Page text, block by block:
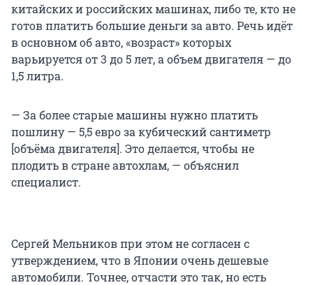
китайских и российских машинах, либо те, кто не
готов платить большие деньги за авто. Речь идёт
в основном об авто, «возраст» которых
варьируется от 3 до 5 лет, а объем двигателя — до
1,5 литра.
— За более старые машины нужно платить
пошлину — 5,5 евро за кубический сантиметр
[объёма двигателя]. Это делается, чтобы не
плодить в стране автохлам, — объяснил
специалист.
Сергей Мельников при этом не согласен с
утверждением, что в Японии очень дешевые
автомобили. Точнее, отчасти это так, но есть